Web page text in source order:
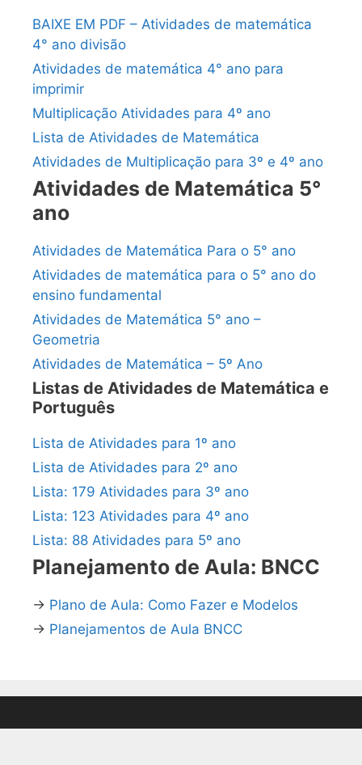
BAIXE EM PDF – Atividades de matemática
4° ano divisão
Atividades de matemática 4° ano para
imprimir
Multiplicação Atividades para 4º ano
Lista de Atividades de Matemática
Atividades de Multiplicação para 3º e 4º ano
Atividades de Matemática 5°
ano
Atividades de Matemática Para o 5° ano
Atividades de matemática para o 5° ano do
ensino fundamental
Atividades de Matemática 5° ano –
Geometria
Atividades de Matemática – 5º Ano
Listas de Atividades de Matemática e
Português
Lista de Atividades para 1º ano
Lista de Atividades para 2º ano
Lista: 179 Atividades para 3º ano
Lista: 123 Atividades para 4º ano
Lista: 88 Atividades para 5º ano
Planejamento de Aula: BNCC
→ Plano de Aula: Como Fazer e Modelos
→ Planejamentos de Aula BNCC